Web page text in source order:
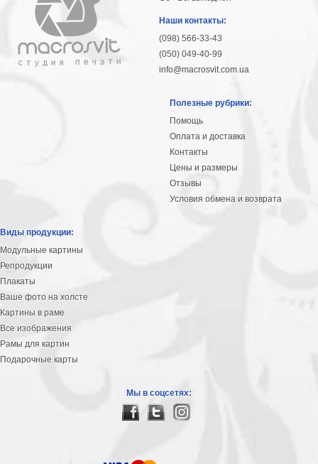
Наши контакты:
(098) 566-33-43
(050) 049-40-99
info@macrosvit.com.ua
Полезные рубрики:
Помощь
Оплата и доставка
Контакты
Цены и размеры
Отзывы
Условия обмена и возврата
Виды продукции:
Модульные картины
Репродукции
Плакаты
Ваше фото на холсте
Картины в раме
Все изображения
Рамы для картин
Подарочные карты
Мы в соцсетях: